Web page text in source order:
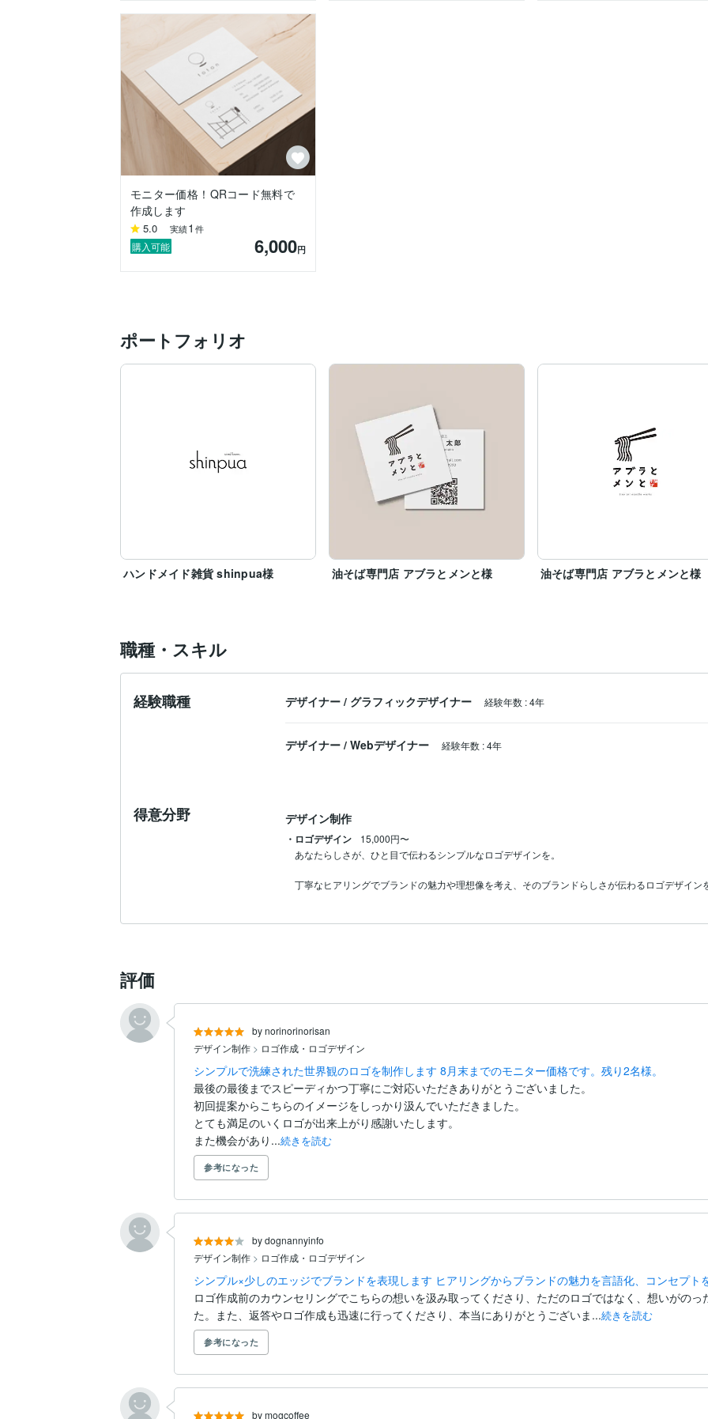
モニター価格！QRコード無料で
作成します
5.0 実績1 件
購入可能 6,000円
ポートフォリオ
ハンドメイド雑貨 shinpua様 油そば専門店 アブラとメンと様 油そば専門店 アブラとメンと様
職種・スキル
経験職種 デザイナー / グラフィックデザイナー 経験年数 :4年
デザイナー / Webデザイナー 経験年数 :4年
得意分野 デザイン制作
・ロゴデザイン
15,000円〜
あなたらしさが、ひと目で伝わるシンプルなロゴデザインを。
評価
by norinorinorisan
デザイン制作 > ロゴ作成・ロゴデザイン
シンプルで洗練された世界観のロゴを制作します 8月末までのモニター価格です。残り2名様。
最後の最後までスピーディかつ丁寧にご対応いただきありがとうございました。
初回提案からこちらのイメージをしっかり汲んでいただきました。
とても満足のいくロゴが出来上がり感謝いたします。
また機会があり...続きを読む
参考になった
by dognannyinfo
デザイン制作 > ロゴ作成・ロゴデザイン
シンプル×少しのエッジでブランドを表現します ヒアリングからブランドの魅力を言語化、コンセプト
ロゴ作成前のカウンセリングでこちらの想いを汲み取ってくださり、ただのロゴではなく、想いがの
た。また、返答やロゴ作成も迅速に行ってくださり、本当にありがとうございま...続きを読む
参考になった
by mogcoffee